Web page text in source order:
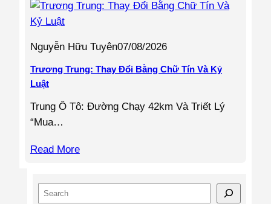
Nguyễn Hữu Tuyên07/08/2026
Trương Trung: Thay Đổi Bằng Chữ Tín Và Kỷ
Luật
Trung Ô Tô: Đường Chạy 42km Và Triết Lý
“Mua…
Read More
S